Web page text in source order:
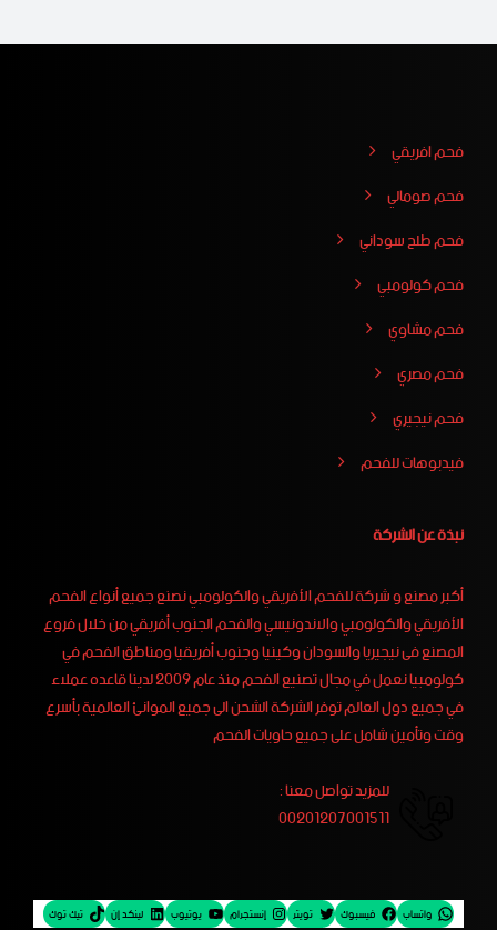
فحم افريقي
فحم صومالي
فحم طلح سوداني
فحم كولومبي
فحم مشاوي
فحم مصري
فحم نيجيري
فيدبوهات للفحم
نبذة عن الشركة
أكبر مصنع و شركة للفحم الأفريقي والكولومبي نصنع جميع أنواع الفحم
الأفريقي والكولومبي والاندونيسي والفحم الجنوب أفريقي من خلال فروع
المصنع فى نيجيريا والسودان وكينيا وجنوب أفريقيا ومناطق الفحم في
كولومبيا نعمل في مجال تصنيع الفحم منذ عام 2009 لدينا قاعده عملاء
في جميع دول العالم توفر الشركة الشحن الى جميع الموانئ العالمية بأسرع
وقت وتأمين شامل على جميع حاويات الفحم
للمزيد تواصل معنا :
00201207001511
واتساب فيسبوك تويتر إنستجرام يوتيوب لينكد إن تيك توك